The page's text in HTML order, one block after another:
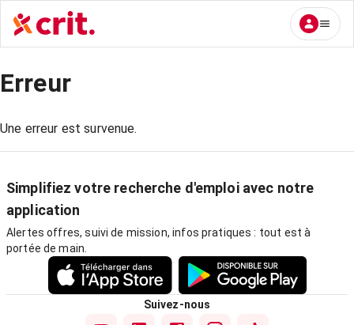
Erreur
Une erreur est survenue.
Simplifiez votre recherche d'emploi avec notre
application
Alertes offres, suivi de mission, infos pratiques : tout est à
portée de main.
Suivez-nous